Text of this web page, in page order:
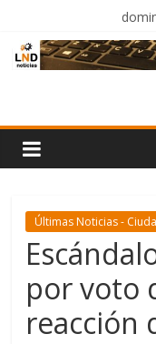
contenido
Últimas Noticias -
por voto
reacción